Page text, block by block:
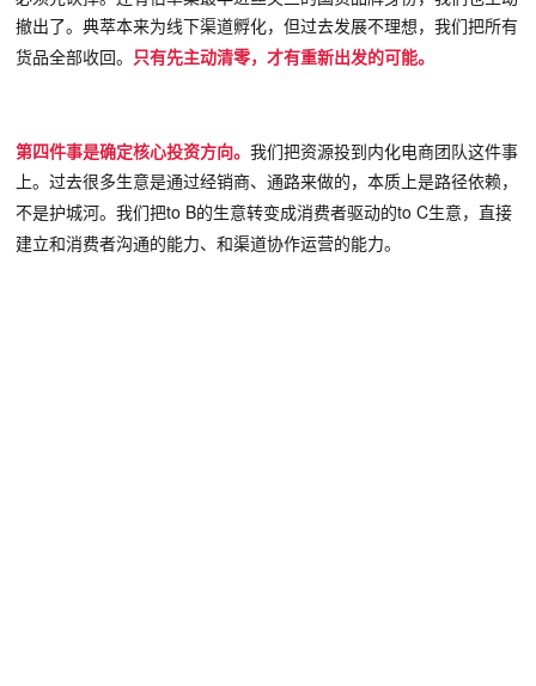
撤出了。典萃本来为线下渠道孵化，但过去发展不理想 ，我们把所有
货品全部收回。
只有先主动清零，才有重新出发的可能。
第四件事是确定核心投资方向。 我们把资源投到内化电商团队这件事
上。过去很多生意是通过经销商、通路来做的，本质上是路径依赖，
不是护城河。我们把to B的生意转变成消费者驱动的to C生意，直接
建立和消费者沟通的能力、和渠道协作运营的能力。